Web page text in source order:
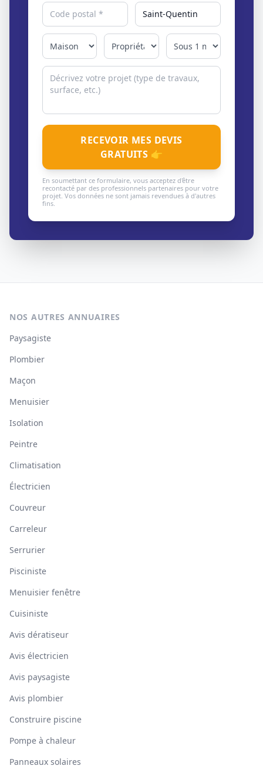
RECEVOIR MES DEVIS
GRATUITS 👉
En soumettant ce formulaire, vous acceptez d'être
recontacté par des professionnels partenaires pour votre
projet. Vos données ne sont jamais revendues à d'autres
fins.
NOS AUTRES ANNUAIRES
Paysagiste
Plombier
Maçon
Menuisier
Isolation
Peintre
Climatisation
Électricien
Couvreur
Carreleur
Serrurier
Pisciniste
Menuisier fenêtre
Cuisiniste
Avis dératiseur
Avis électricien
Avis paysagiste
Avis plombier
Construire piscine
Pompe à chaleur
Panneaux solaires